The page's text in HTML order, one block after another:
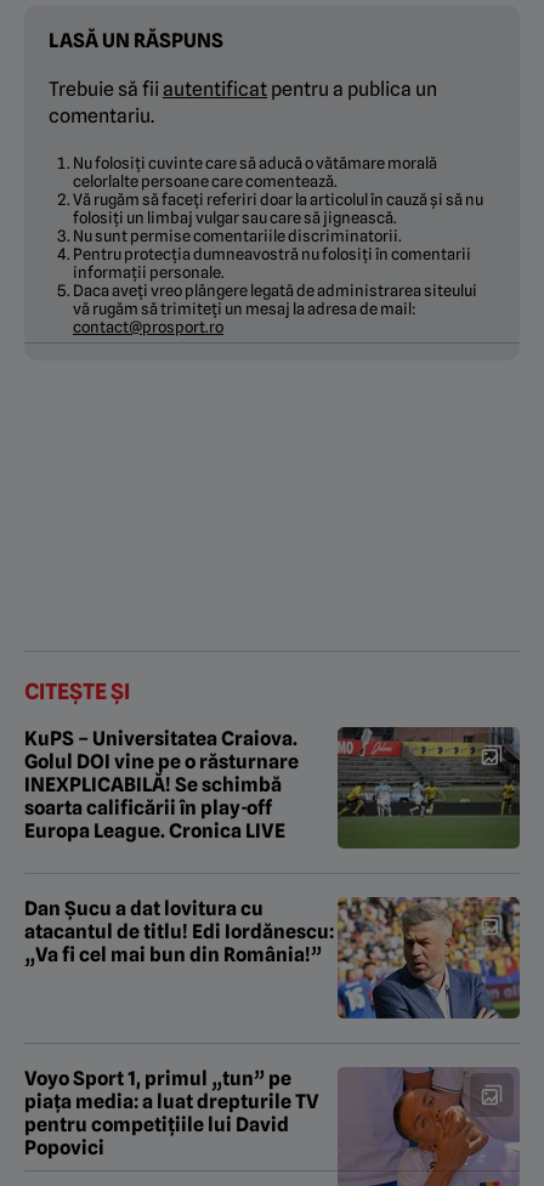
LASĂ UN RĂSPUNS
Trebuie să fii autentificat pentru a publica un
comentariu.
Nu folosiți cuvinte care să aducă o vătămare morală
celorlalte persoane care comentează.
Vă rugăm să faceți referiri doar la articolul în cauză și să nu
folosiți un limbaj vulgar sau care să jignească.
Nu sunt permise comentariile discriminatorii.
Pentru protecția dumneavostră nu folosiți în comentarii
informații personale.
Daca aveți vreo plângere legată de administrarea siteului
vă rugăm să trimiteți un mesaj la adresa de mail:
contact@prosport.ro
CITEȘTE ȘI
KuPS – Universitatea Craiova.
Golul DOI vine pe o răsturnare
INEXPLICABILĂ! Se schimbă
soarta calificării în play-off
Europa League. Cronica LIVE
Dan Șucu a dat lovitura cu
atacantul de titlu! Edi Iordănescu:
„Va fi cel mai bun din România!”
Voyo Sport 1, primul „tun” pe
piața media: a luat drepturile TV
pentru competițiile lui David
Popovici